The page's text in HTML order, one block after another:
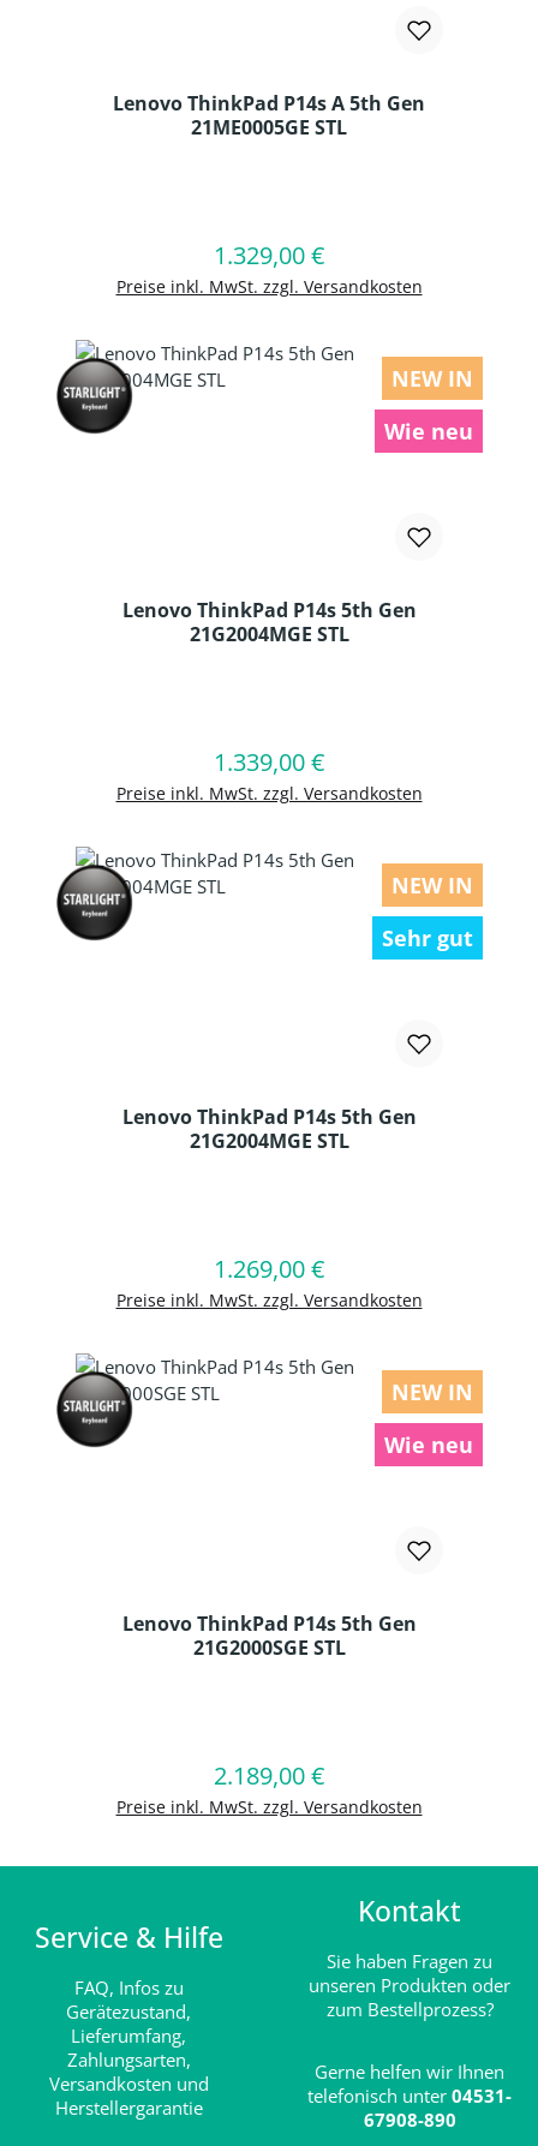
Lenovo ThinkPad P14s A 5th Gen
21ME0005GE STL
Regulärer Preis:
1.329,00 €
Preise inkl. MwSt. zzgl. Versandkosten
In den Warenkorb
NEW IN
Wie neu
Lenovo ThinkPad P14s 5th Gen
21G2004MGE STL
Regulärer Preis:
1.339,00 €
Preise inkl. MwSt. zzgl. Versandkosten
In den Warenkorb
NEW IN
Sehr gut
Lenovo ThinkPad P14s 5th Gen
21G2004MGE STL
Regulärer Preis:
1.269,00 €
Preise inkl. MwSt. zzgl. Versandkosten
In den Warenkorb
NEW IN
Wie neu
Lenovo ThinkPad P14s 5th Gen
21G2000SGE STL
Regulärer Preis:
2.189,00 €
Preise inkl. MwSt. zzgl. Versandkosten
In den Warenkorb
Service & Hilfe
FAQ, Infos zu
Gerätezustand,
Lieferumfang,
Zahlungsarten,
Versandkosten und
Herstellergarantie
Kontakt
Sie haben Fragen zu
unseren Produkten oder
zum Bestellprozess?
Gerne helfen wir Ihnen
telefonisch unter 04531-
67908-890